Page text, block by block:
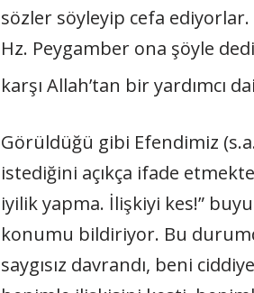
sözler söyleyip cefa
Hz. Peygamber ona şöyle
karşı Allah’tan bir yardımcı
Görüldüğü gibi Efendimiz
istediğini açıkça ifade
iyilik yapma. İlişkiyi kes!”
konumu bildiriyor. Bu
saygısız davrandı, beni